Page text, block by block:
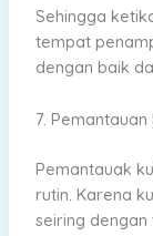
Sehingga
tempat
dengan baik
7. Pemantauan
Pemantauak
rutin. Karena
seiring dengan